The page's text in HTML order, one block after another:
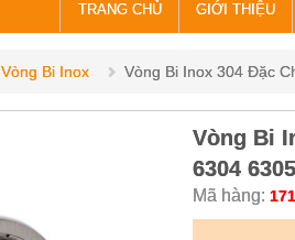
TRANG CHỦ GIỚI THIỆU
Vòng Bi Inox Vòng Bi Inox 304 Đặc
Vòng Bi
6304
Mã hàng: